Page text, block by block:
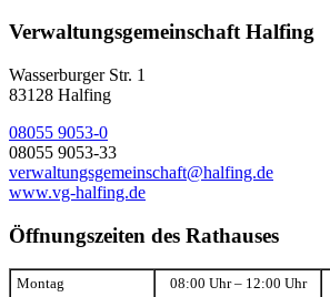
Verwaltungsgemeinschaft Halfing
Wasserburger Str. 1
83128 Halfing
08055 9053-0
08055 9053-33
verwaltungsgemeinschaft@halfing.de
www.vg-halfing.de
Öffnungszeiten des Rathauses
Montag 08:00 Uhr – 12:00 Uhr